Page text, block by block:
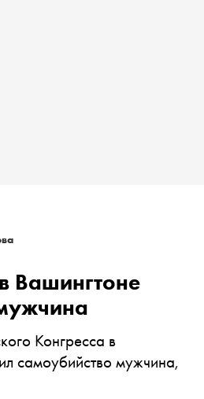
Вашингтоне
Конгресса в
самоубийство мужчина,